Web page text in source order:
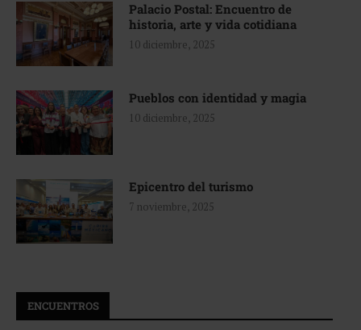
Palacio Postal: Encuentro de
historia, arte y vida cotidiana
10 diciembre, 2025
Pueblos con identidad y magia
10 diciembre, 2025
Epicentro del turismo
7 noviembre, 2025
ENCUENTROS